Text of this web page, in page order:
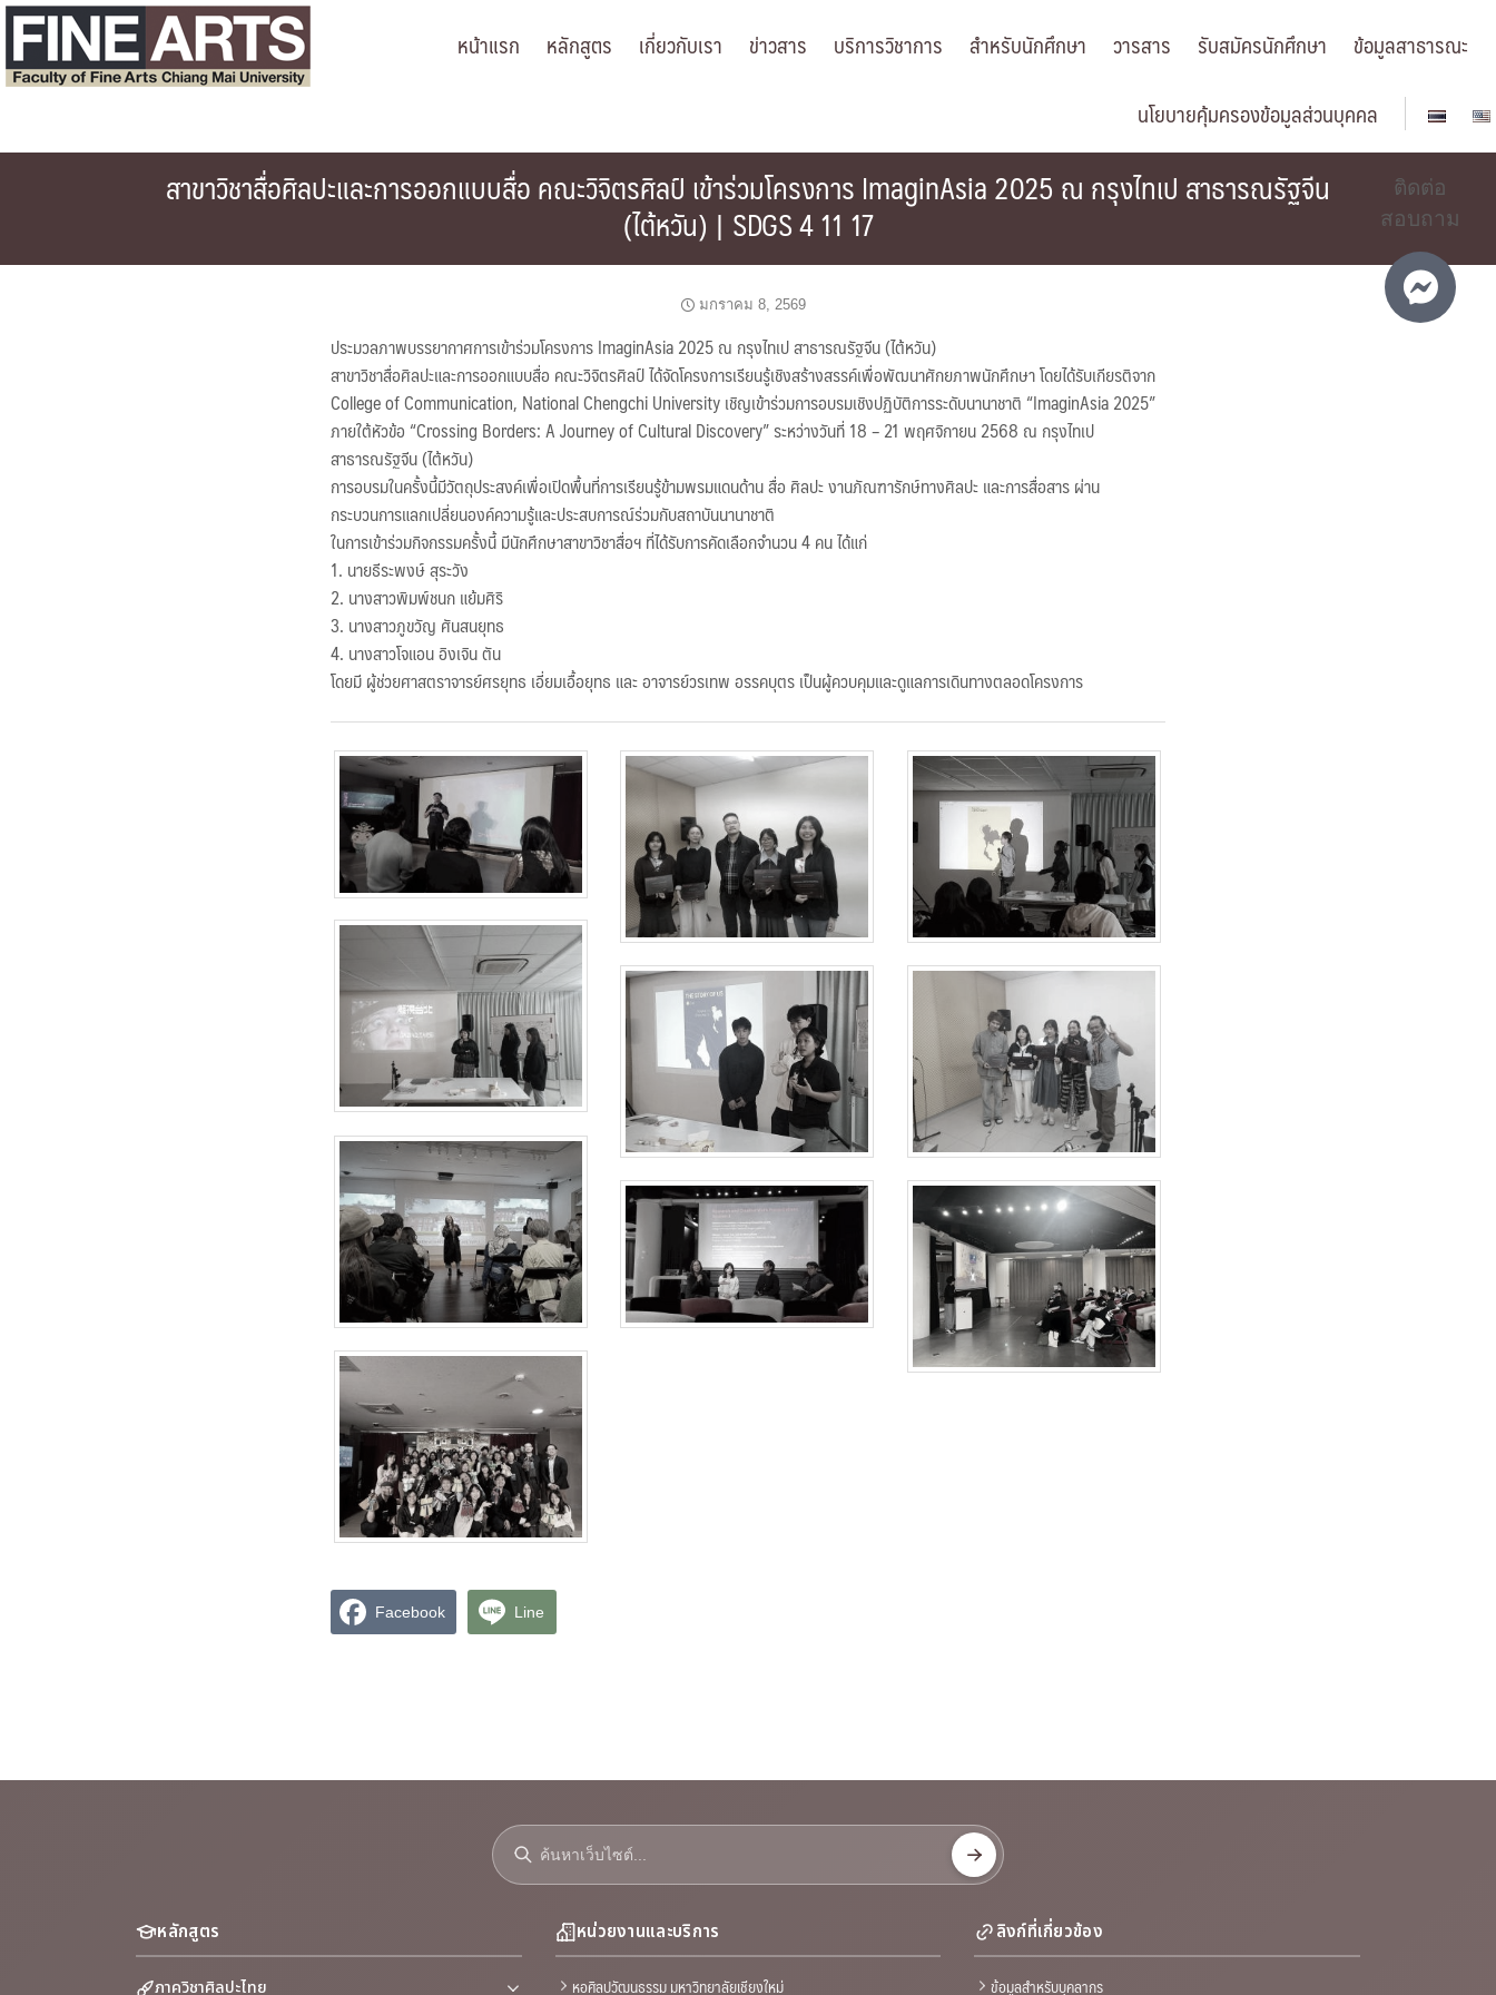
Skip
content
หน้าแรก หลักสูตร เกี่ยวกับเรา ข่าวสาร บริการวิชาการ สำหรับนักศึกษา วารสาร รับสมัครนักศึกษา
ข้อมูลสาธารณะ
นโยบายคุ้มครองข้อมูลส่วนบุคคล
สาขาวิชาสื่อศิลปะและการออกแบบสื่อ คณะวิจิตรศิลป์ เข้าร่วมโครงการ ImaginAsia 2025 ณ กรุงไทเป สาธารณรัฐจีน
(ไต้หวัน) | SDGS 4 11 17
มกราคม 8, 2569
ประมวลภาพบรรยากาศการเข้าร่วมโครงการ ImaginAsia 2025 ณ กรุงไทเป สาธารณรัฐจีน (ไต้หวัน)
สาขาวิชาสื่อศิลปะและการออกแบบสื่อ คณะวิจิตรศิลป์ ได้จัดโครงการเรียนรู้เชิงสร้างสรรค์เพื่อพัฒนาศักยภาพนักศึกษา โดยได้รับเกียรติจาก
College of Communication, National Chengchi University เชิญเข้าร่วมการอบรมเชิงปฏิบัติการระดับนานาชาติ “ImaginAsia 2025”
ภายใต้หัวข้อ “Crossing Borders: A Journey of Cultural Discovery” ระหว่างวันที่ 18 – 21 พฤศจิกายน 2568 ณ กรุงไทเป
สาธารณรัฐจีน (ไต้หวัน)
การอบรมในครั้งนี้มีวัตถุประสงค์เพื่อเปิดพื้นที่การเรียนรู้ข้ามพรมแดนด้าน สื่อ ศิลปะ งานภัณฑารักษ์ทางศิลปะ และการสื่อสาร ผ่าน
กระบวนการแลกเปลี่ยนองค์ความรู้และประสบการณ์ร่วมกับสถาบันนานาชาติ
ในการเข้าร่วมกิจกรรมครั้งนี้ มีนักศึกษาสาขาวิชาสื่อฯ ที่ได้รับการคัดเลือกจำนวน 4 คน ได้แก่
1. นายธีระพงษ์ สุระวัง
2. นางสาวพิมพ์ชนก แย้มศิริ
3. นางสาวภูขวัญ ศันสนยุทธ
4. นางสาวโจแอน อิงเจิน ตัน
โดยมี ผู้ช่วยศาสตราจารย์ศรยุทธ เอี่ยมเอื้อยุทธ และ อาจารย์วรเทพ อรรคบุตร เป็นผู้ควบคุมและดูแลการเดินทางตลอดโครงการ
Facebook Line
หลักสูตร
ภาควิชาศิลปะไทย
หน่วยงานและบริการ
หอศิลปวัฒนธรรม มหาวิทยาลัยเชียงใหม่
ลิงก์ที่เกี่ยวข้อง
ข้อมูลสำหรับบุคลากร
ติดต่อ
สอบถาม